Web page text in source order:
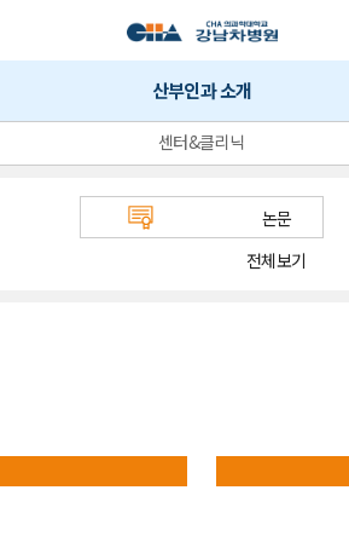
산부인과 소개
센터&클리닉
논문
전체보기